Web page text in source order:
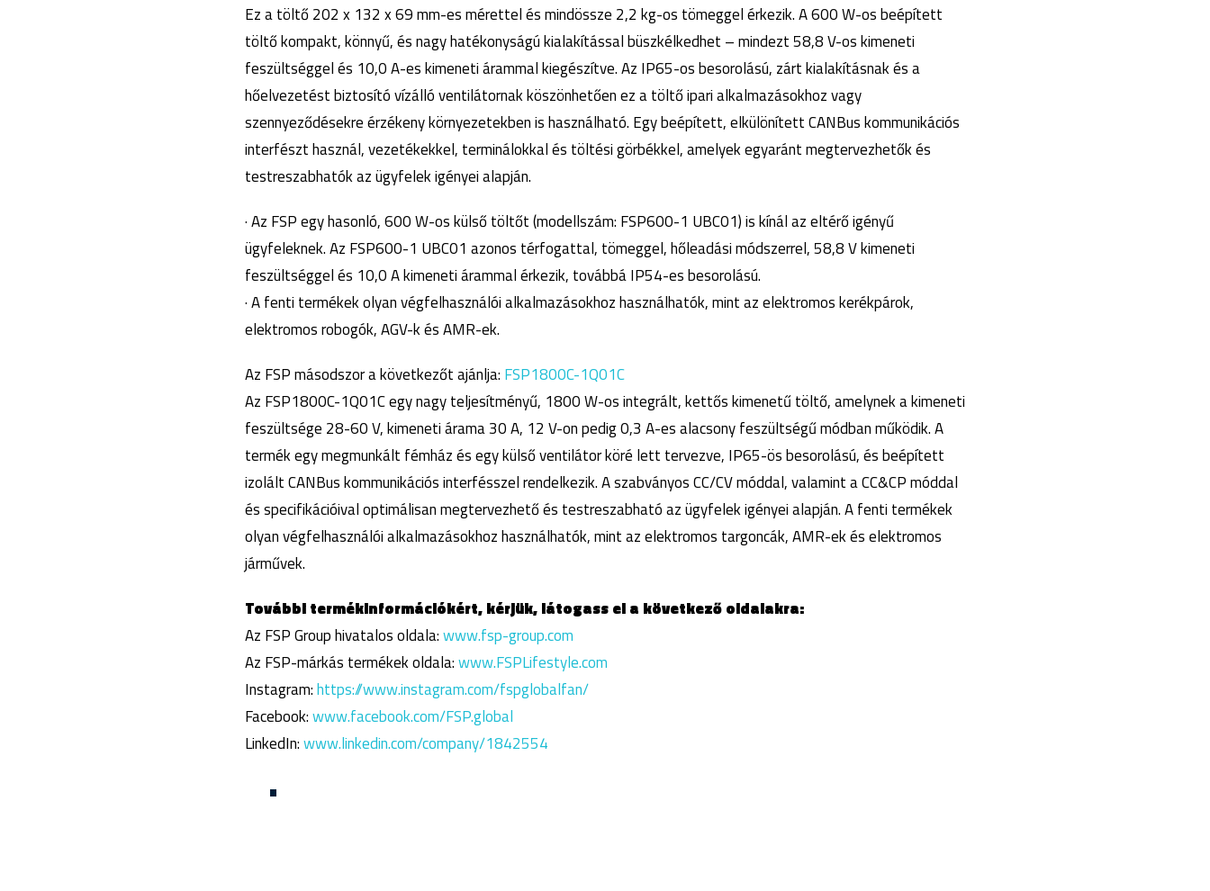
Ez a töltő 202 x 132 x 69 mm-es mérettel és mindössze 2,2 kg-os tömeggel érkezik. A 600 W-os beépített
töltő kompakt, könnyű, és nagy hatékonyságú kialakítással büszkélkedhet – mindezt 58,8 V-os kimeneti
feszültséggel és 10,0 A-es kimeneti árammal kiegészítve. Az IP65-os besorolású, zárt kialakításnak és a
hőelvezetést biztosító vízálló ventilátornak köszönhetően ez a töltő ipari alkalmazásokhoz vagy
szennyeződésekre érzékeny környezetekben is használható. Egy beépített, elkülönített CANBus kommunikációs
interfészt használ, vezetékekkel, terminálokkal és töltési görbékkel, amelyek egyaránt megtervezhetők és
testreszabhatók az ügyfelek igényei alapján.
· Az FSP egy hasonló, 600 W-os külső töltőt (modellszám: FSP600-1 UBC01) is kínál az eltérő igényű
ügyfeleknek. Az FSP600-1 UBC01 azonos térfogattal, tömeggel, hőleadási módszerrel, 58,8 V kimeneti
feszültséggel és 10,0 A kimeneti árammal érkezik, továbbá IP54-es besorolású.
· A fenti termékek olyan végfelhasználói alkalmazásokhoz használhatók, mint az elektromos kerékpárok,
elektromos robogók, AGV-k és AMR-ek.
Az FSP másodszor a következőt ajánlja: FSP1800C-1Q01C
Az FSP1800C-1Q01C egy nagy teljesítményű, 1800 W-os integrált, kettős kimenetű töltő, amelynek a kimeneti
feszültsége 28-60 V, kimeneti árama 30 A, 12 V-on pedig 0,3 A-es alacsony feszültségű módban működik. A
termék egy megmunkált fémház és egy külső ventilátor köré lett tervezve, IP65-ös besorolású, és beépített
izolált CANBus kommunikációs interfésszel rendelkezik. A szabványos CC/CV móddal, valamint a CC&CP móddal
és specifikációival optimálisan megtervezhető és testreszabható az ügyfelek igényei alapján. A fenti termékek
olyan végfelhasználói alkalmazásokhoz használhatók, mint az elektromos targoncák, AMR-ek és elektromos
járművek.
További termékinformációkért, kérjük, látogass el a következő oldalakra:
Az FSP Group hivatalos oldala:www.fsp-group.com
Az FSP-márkás termékek oldala:www.FSPLifestyle.com
Instagram:https://www.instagram.com/fspglobalfan/
Facebook:www.facebook.com/FSP.global
LinkedIn:www.linkedin.com/company/1842554